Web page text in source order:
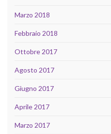
Marzo 2018
Febbraio 2018
Ottobre 2017
Agosto 2017
Giugno 2017
Aprile 2017
Marzo 2017